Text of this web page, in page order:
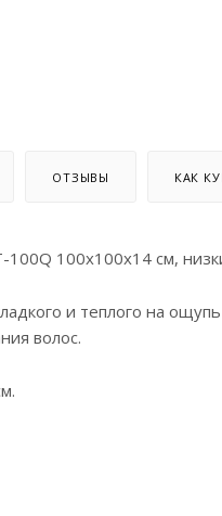
ОТЗЫВЫ КАК
100x100x14 см,
и теплого на
волос.